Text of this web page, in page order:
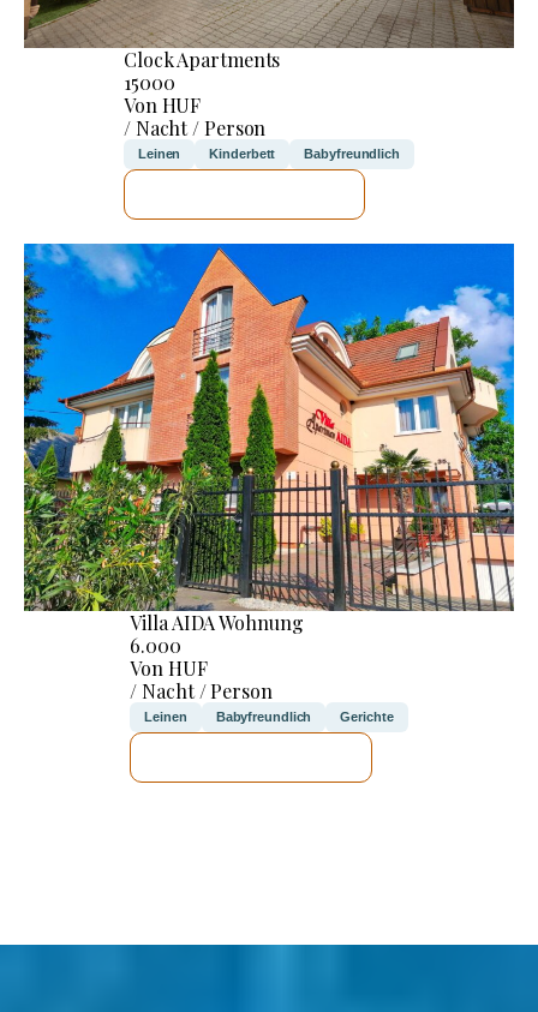
Clock Apartments
15000
Von HUF
/ Nacht / Person
Leinen Kinderbett Babyfreundlich
Villa AIDA Wohnung
6.000
Von HUF
/ Nacht / Person
Leinen Babyfreundlich Gerichte